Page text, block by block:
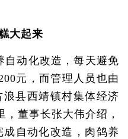
大起来
动化改造，每天避免
元，而管理人员也由
县西靖镇村集体经济
董事长张大伟介绍，
自动化改造，肉鸽养